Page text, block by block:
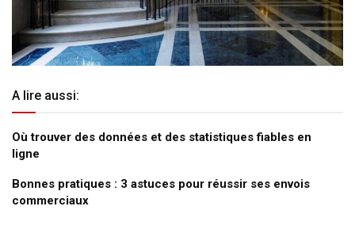
A lire aussi:
Où trouver des données et des statistiques fiables en
ligne
Bonnes pratiques : 3 astuces pour réussir ses envois
commerciaux